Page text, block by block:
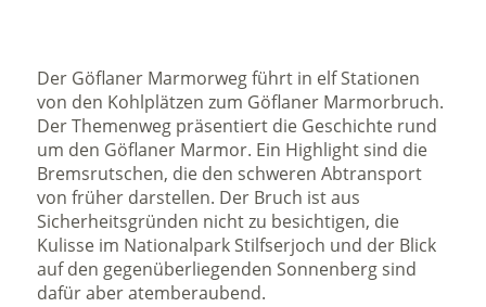
Der Göflaner Marmorweg führt in elf Stationen
von den Kohlplätzen zum Göflaner Marmorbruch.
Der Themenweg präsentiert die Geschichte rund
um den Göflaner Marmor. Ein Highlight sind die
Bremsrutschen, die den schweren Abtransport
von früher darstellen. Der Bruch ist aus
Sicherheitsgründen nicht zu besichtigen, die
Kulisse im Nationalpark Stilfserjoch und der Blick
auf den gegenüberliegenden Sonnenberg sind
dafür aber atemberaubend.